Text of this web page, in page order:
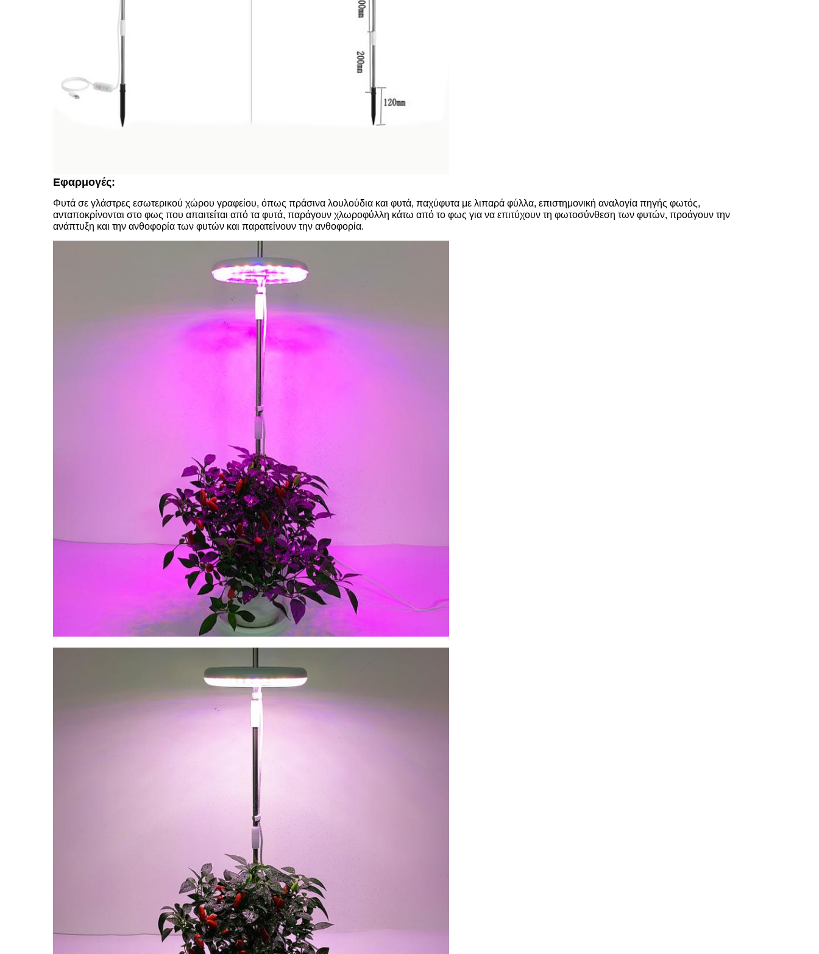
Εφαρμογές:
Φυτά σε γλάστρες εσωτερικού χώρου γραφείου, όπως πράσινα λουλούδια και φυτά, παχύφυτα με λιπαρά φύλλα, επιστημονική αναλογία πηγής φωτός,
ανταποκρίνονται στο φως που απαιτείται από τα φυτά, παράγουν χλωροφύλλη κάτω από το φως για να επιτύχουν τη φωτοσύνθεση των φυτών, προάγουν την
ανάπτυξη και την ανθοφορία των φυτών και παρατείνουν την ανθοφορία.